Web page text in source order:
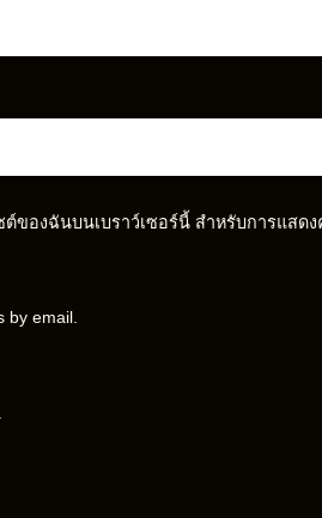
ของฉันบนเบราว์เซอร์นี้ สำหรับการแสดง
by email.